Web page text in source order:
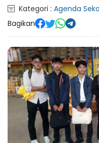
Kategori : Agenda
Bagikan